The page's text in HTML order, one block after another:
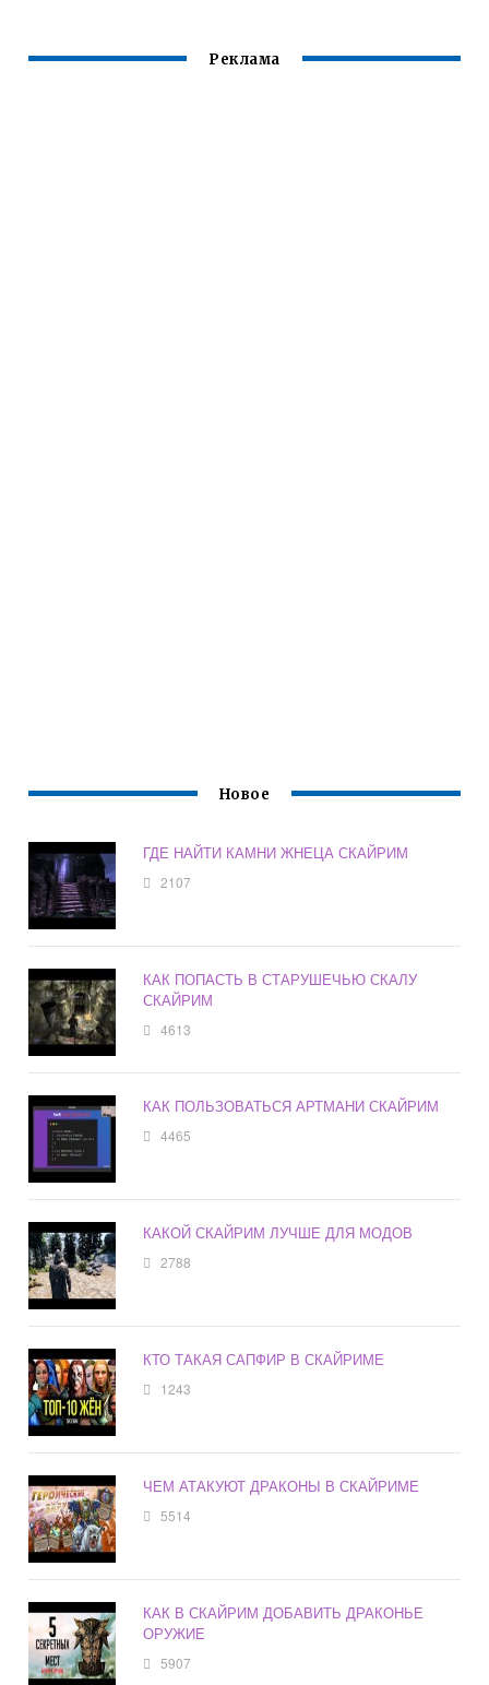
Реклама
Новое
ГДЕ НАЙТИ КАМНИ ЖНЕЦА СКАЙРИМ
2107
КАК ПОПАСТЬ В СТАРУШЕЧЬЮ СКАЛУ
СКАЙРИМ
4613
КАК ПОЛЬЗОВАТЬСЯ АРТМАНИ СКАЙРИМ
4465
КАКОЙ СКАЙРИМ ЛУЧШЕ ДЛЯ МОДОВ
2788
КТО ТАКАЯ САПФИР В СКАЙРИМЕ
1243
ЧЕМ АТАКУЮТ ДРАКОНЫ В СКАЙРИМЕ
5514
КАК В СКАЙРИМ ДОБАВИТЬ ДРАКОНЬЕ
ОРУЖИЕ
5907